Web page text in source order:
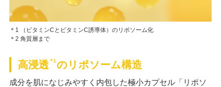
＊1 （ビタミンCとビタミンC誘導体）のリポソーム化
＊2 角質層まで
高浸透 ＊1のリポソーム構造
成分を肌になじみやすく内包した極小カプセル「リポソ